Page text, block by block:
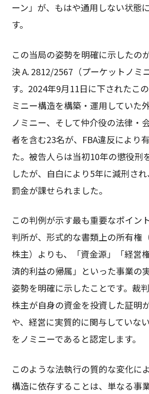
ーン」が、もはや通用しない状態
す。
この当局の姿勢を明確に示したの
決 A. 2812/2567（プーケットノミ
す。2024年9月11日に下されたこ
ミニー構造を構築・運用していた
ノミニー、そして仲介役の法律・
者を含む23名が、FBA違反により
た。被告人らは当初10年の懲役刑
したが、自白により5年に減刑さ
罰金が課せられました。
この判例が示す最も重要なポイン
判所が、形式的な書類上の所有権
株主）よりも、「資金源」「経営
済的利益の帰属」といった事業の
姿勢を明確に示したことです。裁
株主が自身の資金を投資した証明
や、経営に実質的に関与していな
をノミニーであると認定します。
このような法執行の質的な変化に
構造に依存することは、単なる事